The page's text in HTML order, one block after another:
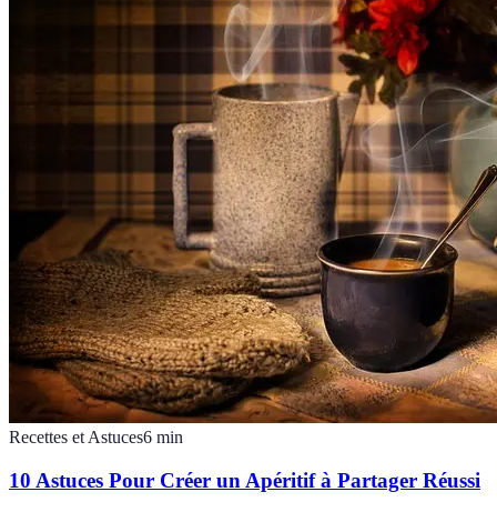
Recettes et Astuces6 min
10 Astuces Pour Créer un Apéritif à Partager Réussi